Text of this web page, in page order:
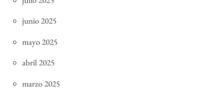
junio 2025
mayo 2025
abril 2025
marzo 2025